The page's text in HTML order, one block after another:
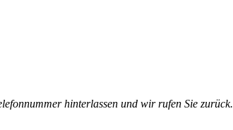
hinterlassen und wir rufen Sie zurück.